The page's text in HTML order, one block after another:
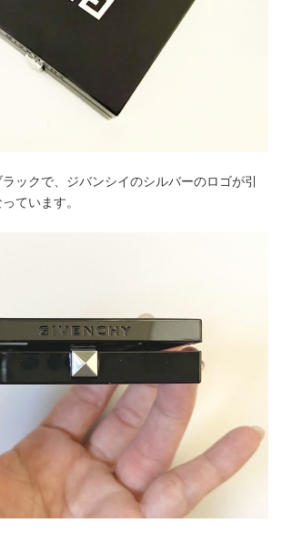
ックで、ジバンシイのシルバーのロゴが引
ています。